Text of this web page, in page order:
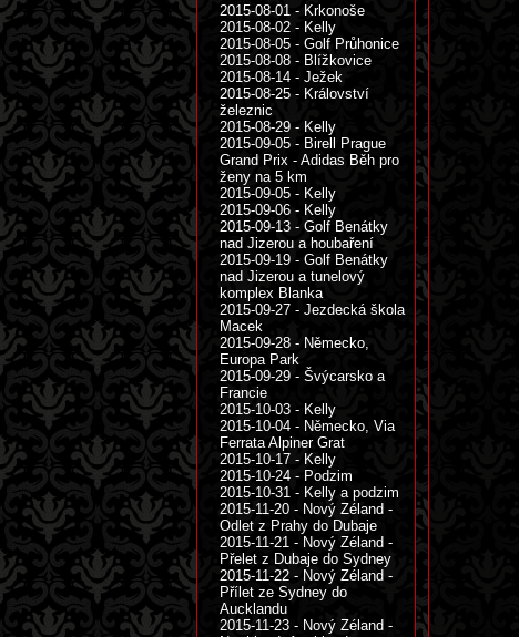
2015-08-01 - Krkonoše
2015-08-02 - Kelly
2015-08-05 - Golf Průhonice
2015-08-08 - Blížkovice
2015-08-14 - Ježek
2015-08-25 - Království
železnic
2015-08-29 - Kelly
2015-09-05 - Birell Prague
Grand Prix - Adidas Běh pro
ženy na 5 km
2015-09-05 - Kelly
2015-09-06 - Kelly
2015-09-13 - Golf Benátky
nad Jizerou a houbaření
2015-09-19 - Golf Benátky
nad Jizerou a tunelový
komplex Blanka
2015-09-27 - Jezdecká škola
Macek
2015-09-28 - Německo,
Europa Park
2015-09-29 - Švýcarsko a
Francie
2015-10-03 - Kelly
2015-10-04 - Německo, Via
Ferrata Alpiner Grat
2015-10-17 - Kelly
2015-10-24 - Podzim
2015-10-31 - Kelly a podzim
2015-11-20 - Nový Zéland -
Odlet z Prahy do Dubaje
2015-11-21 - Nový Zéland -
Přelet z Dubaje do Sydney
2015-11-22 - Nový Zéland -
Přílet ze Sydney do
Aucklandu
2015-11-23 - Nový Zéland -